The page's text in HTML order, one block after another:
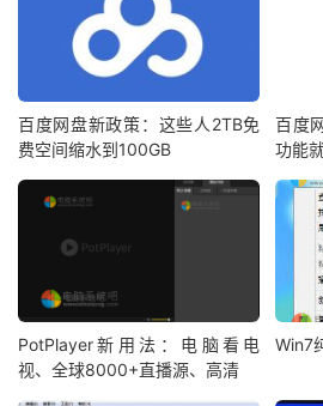
百度网盘新政策：这些人2TB免
费空间缩水到100GB
百度
功能
PotPlayer新用法：电脑看电
视、全球8000+直播源、高清
Win7